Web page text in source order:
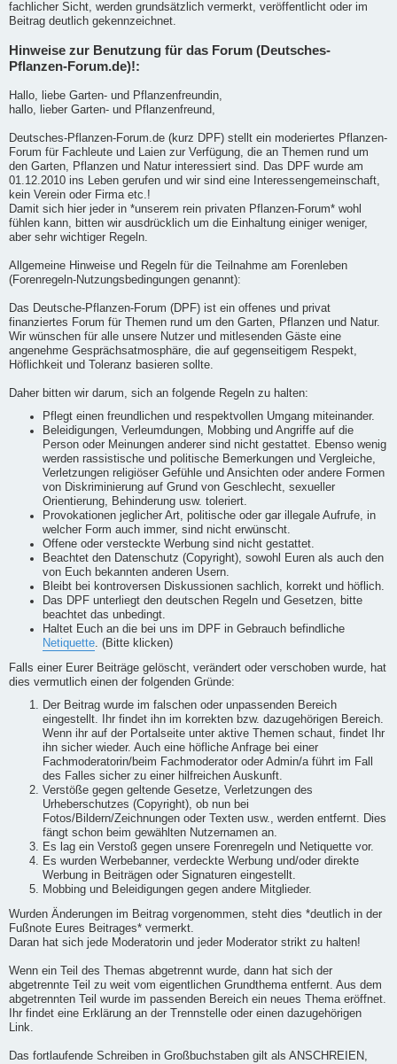
fachlicher Sicht, werden grundsätzlich vermerkt, veröffentlicht oder im
Beitrag deutlich gekennzeichnet.
Hinweise zur Benutzung für das Forum (Deutsches-
Pflanzen-Forum.de)!:
Hallo, liebe Garten- und Pflanzenfreundin,
hallo, lieber Garten- und Pflanzenfreund,
Deutsches-Pflanzen-Forum.de (kurz DPF) stellt ein moderiertes Pflanzen-
Forum für Fachleute und Laien zur Verfügung, die an Themen rund um
den Garten, Pflanzen und Natur interessiert sind. Das DPF wurde am
01.12.2010 ins Leben gerufen und wir sind eine Interessengemeinschaft,
kein Verein oder Firma etc.!
Damit sich hier jeder in *unserem rein privaten Pflanzen-Forum* wohl
fühlen kann, bitten wir ausdrücklich um die Einhaltung einiger weniger,
aber sehr wichtiger Regeln.
Allgemeine Hinweise und Regeln für die Teilnahme am Forenleben
(Forenregeln-Nutzungsbedingungen genannt):
Das Deutsche-Pflanzen-Forum (DPF) ist ein offenes und privat
finanziertes Forum für Themen rund um den Garten, Pflanzen und Natur.
Wir wünschen für alle unsere Nutzer und mitlesenden Gäste eine
angenehme Gesprächsatmosphäre, die auf gegenseitigem Respekt,
Höflichkeit und Toleranz basieren sollte.
Daher bitten wir darum, sich an folgende Regeln zu halten:
Pflegt einen freundlichen und respektvollen Umgang miteinander.
Beleidigungen, Verleumdungen, Mobbing und Angriffe auf die
Person oder Meinungen anderer sind nicht gestattet. Ebenso wenig
werden rassistische und politische Bemerkungen und Vergleiche,
Verletzungen religiöser Gefühle und Ansichten oder andere Formen
von Diskriminierung auf Grund von Geschlecht, sexueller
Orientierung, Behinderung usw. toleriert.
Provokationen jeglicher Art, politische oder gar illegale Aufrufe, in
welcher Form auch immer, sind nicht erwünscht.
Offene oder versteckte Werbung sind nicht gestattet.
Beachtet den Datenschutz (Copyright), sowohl Euren als auch den
von Euch bekannten anderen Usern.
Bleibt bei kontroversen Diskussionen sachlich, korrekt und höflich.
Das DPF unterliegt den deutschen Regeln und Gesetzen, bitte
beachtet das unbedingt.
Haltet Euch an die bei uns im DPF in Gebrauch befindliche
Netiquette. (Bitte klicken)
Falls einer Eurer Beiträge gelöscht, verändert oder verschoben wurde, hat
dies vermutlich einen der folgenden Gründe:
Der Beitrag wurde im falschen oder unpassenden Bereich
eingestellt. Ihr findet ihn im korrekten bzw. dazugehörigen Bereich.
Wenn ihr auf der Portalseite unter aktive Themen schaut, findet Ihr
ihn sicher wieder. Auch eine höfliche Anfrage bei einer
Fachmoderatorin/beim Fachmoderator oder Admin/a führt im Fall
des Falles sicher zu einer hilfreichen Auskunft.
Verstöße gegen geltende Gesetze, Verletzungen des
Urheberschutzes (Copyright), ob nun bei
Fotos/Bildern/Zeichnungen oder Texten usw., werden entfernt. Dies
fängt schon beim gewählten Nutzernamen an.
Es lag ein Verstoß gegen unsere Forenregeln und Netiquette vor.
Es wurden Werbebanner, verdeckte Werbung und/oder direkte
Werbung in Beiträgen oder Signaturen eingestellt.
Mobbing und Beleidigungen gegen andere Mitglieder.
Wurden Änderungen im Beitrag vorgenommen, steht dies *deutlich in der
Fußnote Eures Beitrages* vermerkt.
Daran hat sich jede Moderatorin und jeder Moderator strikt zu halten!
Wenn ein Teil des Themas abgetrennt wurde, dann hat sich der
abgetrennte Teil zu weit vom eigentlichen Grundthema entfernt. Aus dem
abgetrennten Teil wurde im passenden Bereich ein neues Thema eröffnet.
Ihr findet eine Erklärung an der Trennstelle oder einen dazugehörigen
Link.
Das fortlaufende Schreiben in Großbuchstaben gilt als ANSCHREIEN,